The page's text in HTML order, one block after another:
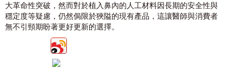
大革命性突破，然而對於植入鼻內的人工材料因長期的安全性與
穩定度等疑慮，仍然侷限於狹隘的現有產品，這讓醫師與消費者
無不引頸期盼著更好更新的選擇。